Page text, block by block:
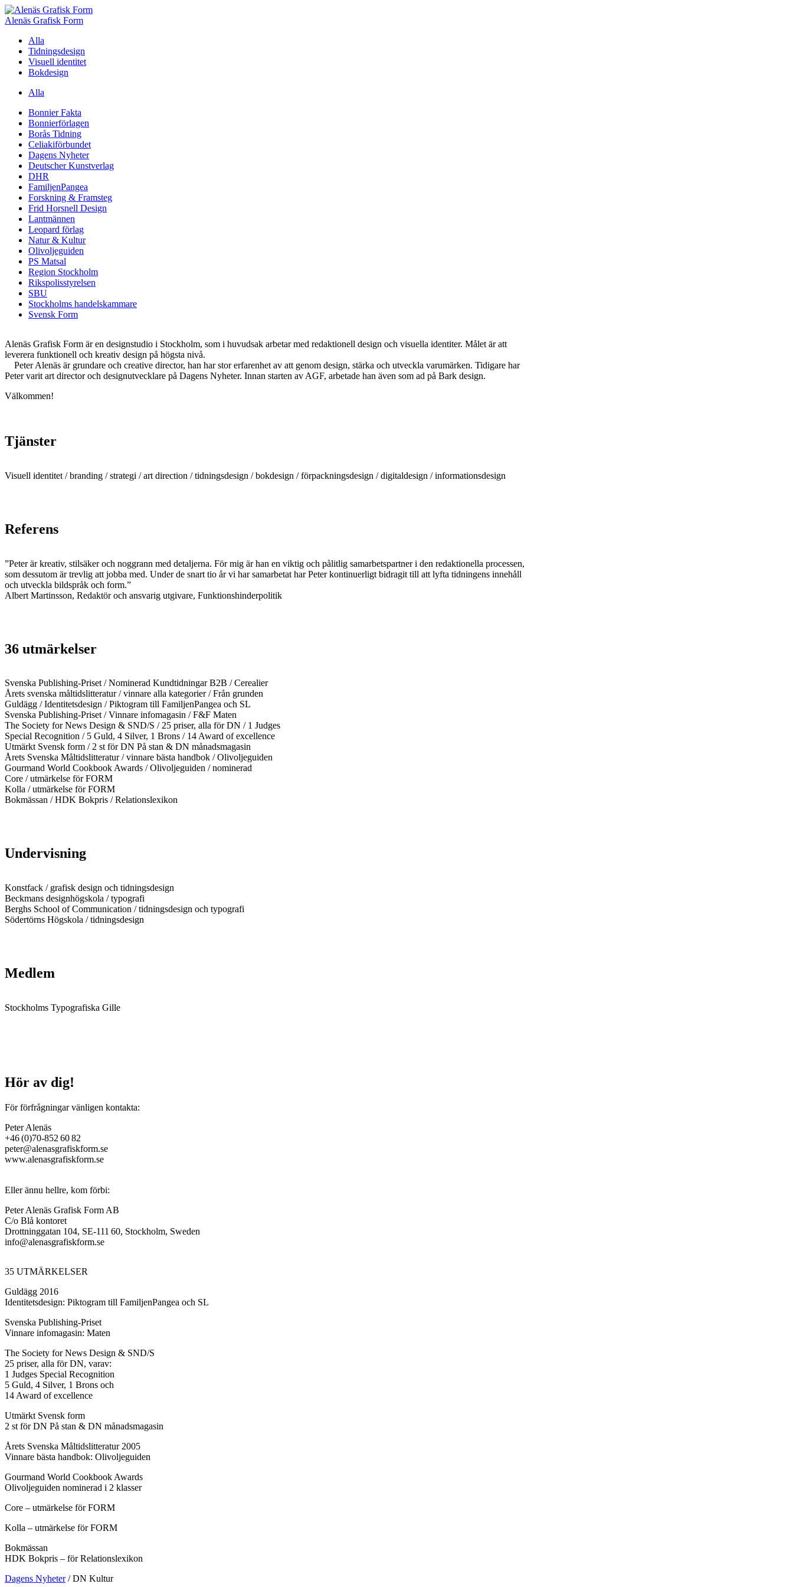
Alenäs Grafisk Form
Alla
Tidningsdesign
Visuell identitet
Bokdesign
Alla
Bonnier Fakta
Bonnierförlagen
Borås Tidning
Celiakiförbundet
Dagens Nyheter
Deutscher Kunstverlag
DHR
FamiljenPangea
Forskning & Framsteg
Frid Horsnell Design
Lantmännen
Leopard förlag
Natur & Kultur
Olivoljeguiden
PS Matsal
Region Stockholm
Rikspolisstyrelsen
SBU
Stockholms handelskammare
Svensk Form
Alenäs Grafisk Form är en designstudio i Stockholm, som i huvudsak arbetar med redaktionell design och visuella identiter. Målet är att
leverera funktionell och kreativ design på högsta nivå.
Peter Alenäs är grundare och creative director, han har stor erfarenhet av att genom design, stärka och utveckla varumärken. Tidigare har
Peter varit art director och designutvecklare på Dagens Nyheter. Innan starten av AGF, arbetade han även som ad på Bark design.
Välkommen!
Tjänster
Visuell identitet / branding / strategi / art direction / tidningsdesign / bokdesign / förpacknings­design / digitaldesign / informationsdesign
Referens
”Peter är kreativ, stilsäker och noggrann med detaljerna. För mig är han en viktig och pålitlig samarbetspartner i den redaktionella processen,
som dessutom är trevlig att jobba med. Under de snart tio år vi har samarbetat har Peter kontinuerligt bidragit till att lyfta tidningens innehåll
och utveckla bildspråk och form.”
Albert Martinsson, Redaktör och ansvarig utgivare, Funktionshinderpolitik
36 utmärkelser
Svenska Publishing-Priset / Nominerad Kundtidningar B2B / Cerealier
Årets svenska måltidslitteratur / vinnare alla kategorier / Från grunden
Guldägg / Identitetsdesign / Piktogram till FamiljenPangea och SL
Svenska Publishing-Priset / Vinnare infomagasin / F&F Maten
The Society for News Design & SND/S / 25 priser, alla för DN / 1 Judges
Special Recognition / 5 Guld, 4 Silver, 1 Brons / 14 Award of excellence
Utmärkt Svensk form / 2 st för DN På stan & DN månadsmagasin
Årets Svenska Måltidslitteratur / vinnare bästa handbok / Olivoljeguiden
Gourmand World Cookbook Awards / Olivoljeguiden / nominerad
Core / utmärkelse för FORM
Kolla / utmärkelse för FORM
Bokmässan / HDK Bokpris / Relationslexikon
Undervisning
Konstfack / grafisk design och tidningsdesign
Beckmans designhögskola / typografi
Berghs School of Communication / tidningsdesign och typografi
Södertörns Högskola / tidningsdesign
Medlem
Stockholms Typografiska Gille
Hör av dig!
För förfrågningar vänligen kontakta:
Peter Alenäs
+46 (0)70-852 60 82
peter@alenasgrafiskform.se
www.alenasgrafiskform.se
Eller ännu hellre, kom förbi:
Peter Alenäs Grafisk Form AB
C/o Blå kontoret
Drottninggatan 104, SE-111 60, Stockholm, Sweden
info@alenasgrafiskform.se
35 UTMÄRKELSER
Guldägg 2016
Identitetsdesign: Piktogram till FamiljenPangea och SL
Svenska Publishing-Priset
Vinnare infomagasin: Maten
The Society for News Design & SND/S
25 priser, alla för DN, varav:
1 Judges Special Recognition
5 Guld, 4 Silver, 1 Brons och
14 Award of excellence
Utmärkt Svensk form
2 st för DN På stan & DN månadsmagasin
Årets Svenska Måltidslitteratur 2005
Vinnare bästa handbok: Olivoljeguiden
Gourmand World Cookbook Awards
Olivoljeguiden nominerad i 2 klasser
Core – utmärkelse för FORM
Kolla – utmärkelse för FORM
Bokmässan
HDK Bokpris – för Relationslexikon
Dagens Nyheter /DN Kultur